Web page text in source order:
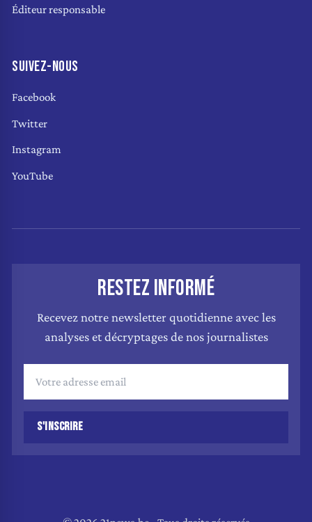
Éditeur responsable
SUIVEZ-NOUS
Facebook
Twitter
Instagram
YouTube
RESTEZ INFORMÉ
Recevez notre newsletter quotidienne avec les
analyses et décryptages de nos journalistes
S'INSCRIRE